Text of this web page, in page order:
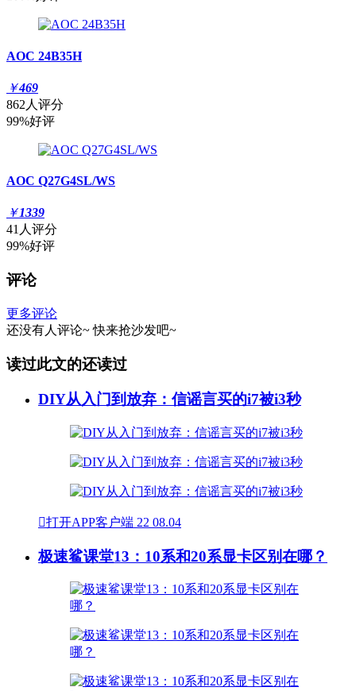
AOC 24B35H
￥469
862人评分
99%好评
AOC Q27G4SL/WS
￥1339
41人评分
99%好评
评论
更多评论
还没有人评论~ 快来抢沙发吧~
读过此文的还读过
DIY从入门到放弃：信谣言买的i7被i3秒
打开APP客户端 22 08.04
极速鲨课堂13：10系和20系显卡区别在哪？